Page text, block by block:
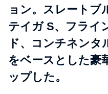
ョン。スレートブ
テイガ S、フライ
ド、コンチネンタ
をベースとした豪
ップした。